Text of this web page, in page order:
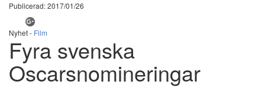
Publicerad: 2017/01/26
Nyhet - Film
Fyra svenska
Oscarsnomineringar